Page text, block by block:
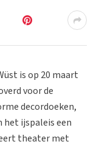
is op 20 maart
voor de
decordoeken,
het ijspaleis een
theater met